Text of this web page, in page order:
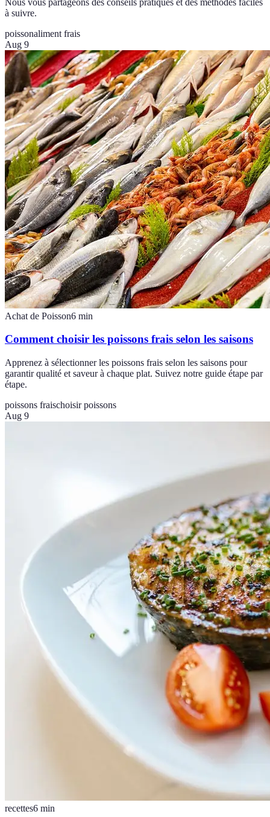
à suivre.
poissonaliment frais
Aug 9
Achat de Poisson6 min
Comment choisir les poissons frais selon les saisons
Apprenez à sélectionner les poissons frais selon les saisons pour
garantir qualité et saveur à chaque plat. Suivez notre guide étape par
étape.
poissons fraischoisir poissons
Aug 9
recettes6 min